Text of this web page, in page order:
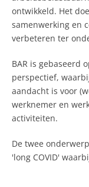
ontwikkeld. Het
samenwerking en
verbeteren ter
BAR is gebaseerd
perspectief,
aandacht is voor
werknemer en
activiteiten.
De twee
'long COVID'